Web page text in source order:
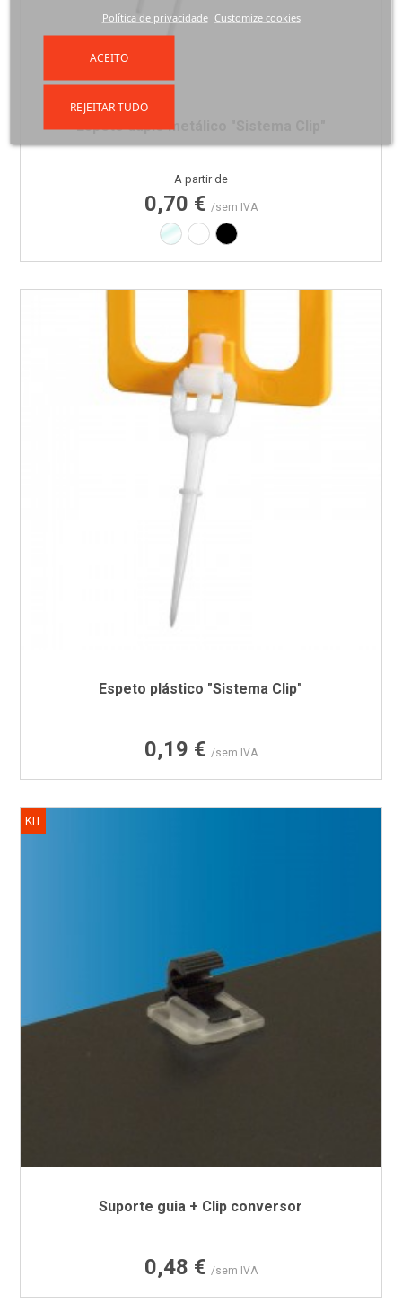
Espeto duplo metálico "Sistema Clip"
Preço
A partir de
0,70 € /sem IVA
Transparente
BrancoPreto
Espeto plástico "Sistema Clip"
Preço
0,19 € /sem IVA
Suporte guia + Clip conversor
Preço
0,48 € /sem IVA
KIT
Política de privacidade Customize cookies
REJEITAR TUDO
ACEITO